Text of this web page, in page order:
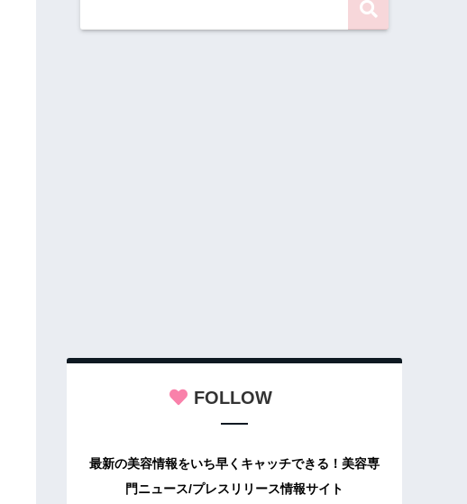
FOLLOW
最新の美容情報をいち早くキャッチできる！美容専
門ニュース/プレスリリース情報サイト